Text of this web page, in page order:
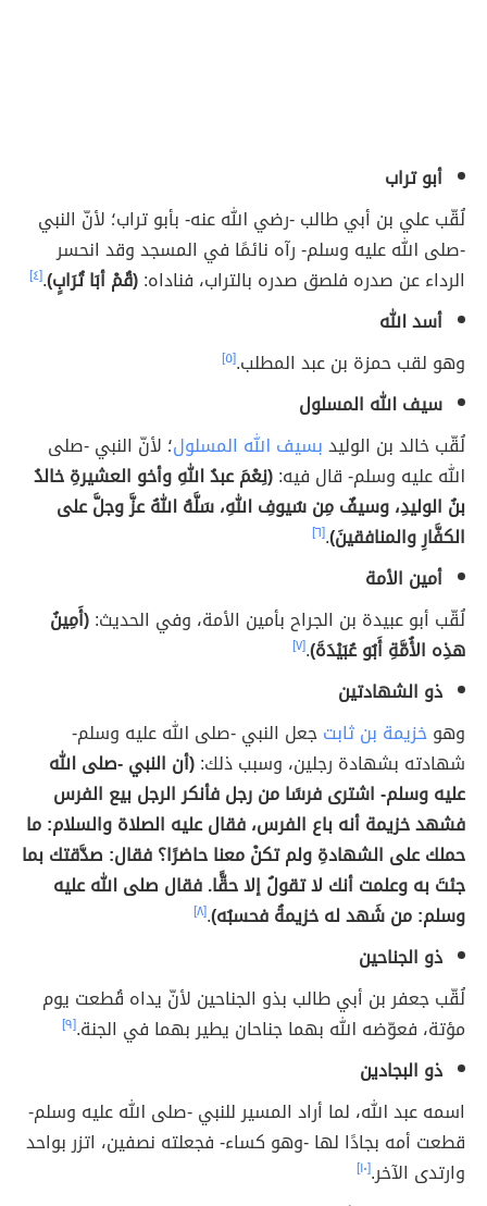
أبو تراب
لُقّب علي بن أبي طالب -رضي الله عنه- بأبو تراب؛ لأنّ النبي
-صلى الله عليه وسلم- رآه نائمًا في المسجد وقد انحسر
الرداء عن صدره فلصق صدره بالتراب، فناداه:(قُمْ أبَا تُرَابٍ).[٤]
أسد الله
وهو لقب حمزة بن عبد المطلب.[٥]
سيف الله المسلول
لُقّب خالد بن الوليدبسيف الله المسلول؛ لأنّ النبي -صلى
الله عليه وسلم- قال فيه:(نِعْمَ عبدُ اللهِ وأخو العشيرةِ خالدُ
بنُ الوليدِ، وسيفٌ مِن سُيوفِ اللهِ، سَلَّهُ اللهُ عزَّ وجلَّ على
الكفَّارِ والمنافقينَ).[٦]
أمين الأمة
لُقّب أبو عبيدة بن الجراح بأمين الأمة، وفي الحديث:(أَمِينُ
هذِه الأُمَّةِ أَبُو عُبَيْدَةَ).[٧]
ذو الشهادتين
وهوخزيمة بن ثابتجعل النبي -صلى الله عليه وسلم-
شهادته بشهادة رجلين، وسبب ذلك:(أن النبي -صلى الله
عليه وسلم- اشترى فرسًا من رجل فأنكر الرجل بيع الفرس
فشهد خزيمة أنه باع الفرس، فقال عليه الصلاة والسلام: ما
حملك على الشهادةِ ولم تكنْ معنا حاضرًا؟ فقال: صدَّقتك بما
جئتَ به وعلمت أنك لا تقولُ إلا حقًّا. فقال صلى الله عليه
وسلم: من شَهد له خزيمةُ فحسبُه).[٨]
ذو الجناحين
لُقّب جعفر بن أبي طالب بذو الجناحين لأنّ يداه قُطعت يوم
مؤتة، فعوّضه الله بهما جناحان يطير بهما في الجنة.[٩]
ذو البجادين
اسمه عبد الله، لما أراد المسير للنبي -صلى الله عليه وسلم-
قطعت أمه بجادًا لها -وهو كساء- فجعلته نصفين، اتزر بواحد
وارتدى الآخر.[١٠]